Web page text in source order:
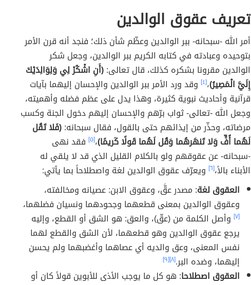
تعريف عقوق الوالدين
أمر الله -سبحانه- ببر الوالدين وعظّم شأن ذلك؛ فنجد أنه قرن الأمر
بتوحيده وعبادته في كتابه الكريم ببر الوالدين، وجعل شكر
الوالدين مقرونا بشكره كذلك، قال تعالى:(أَنِ اشْكُرْ لِي وَلِوَالِدَيْكَ
إِلَيَّ الْمَصِيرُ)،[٤]
وقد ورد الأمر ببر الوالدين والإحسان إليهما بآيات
قرآنية وأحاديث نبوية كثيرة، وهذا يدل على عظم فضله وأهميته،
وجعل الله -تعالى- ثواب برّهم والإحسان إليهم دخول الجنة وكسب
مرضاته، وحذّر من إيذائهم حتى بالقول، فقال سبحانه:(فَلا تَقُل
لَهُما أُفٍّ وَلا تَنهَرهُما وَقُل لَهُما قَولًا كَريمًا)،[٥]
فقد نهى
-سبحانه- عن عقوقهم ولو بالكلام القليل الذي قد لا يلقي له
الأبناء بالاً،[٦]
ويعرّف عقوق الوالدين لغة واصطلاحاً بما يأتي:
العقوق لغة: مصدر عقَّ، وعقوق الابن: عصيانه ومخالفته،
وعقوق الوالدين بمعنى قطعهما وجحودهما ونسيان فضلهما،
[٧]
وأصل الكلمة من (عقّ)، والعق: هو الشق أو القطع، وإليه
يرجع عقوق الوالدين وهو قطعهما، لأن الشق والقطع لهما
نفس المعنى، وعق والديه أي عصاهما وأغضبهما ولم يحسن
إليهما، وضده البر.[٨] [٩]
العقوق اصطلاحا: هو كل ما يوجب الأذى للأبوين قولاً كان أو